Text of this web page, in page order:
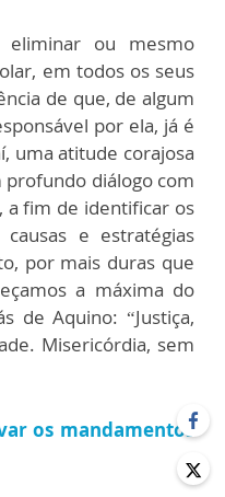
eliminar ou mesmo
em todos os seus
de que, de algum
por ela, já é
uma atitude corajosa
diálogo com
a fim de identificar os
e estratégias
por mais duras que
a máxima do
de Aquino: “Justiça,
Misericórdia, sem
os mandamentos